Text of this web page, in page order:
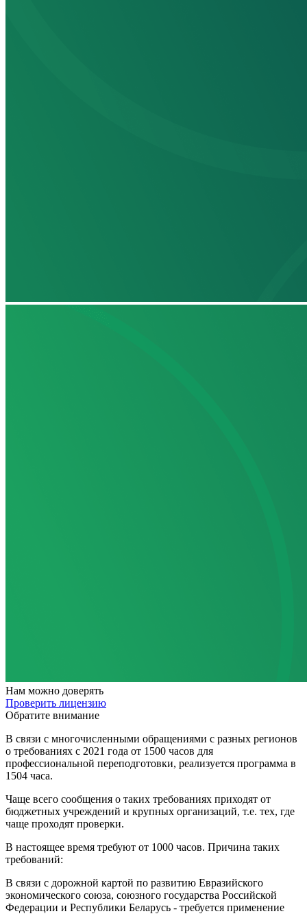
Нам можно доверять
Проверить лицензию
Обратите внимание
В связи с многочисленными обращениями с разных регионов
о требованиях с 2021 года от 1500 часов для
профессиональной переподготовки, реализуется программа в
1504 часа.
Чаще всего сообщения о таких требованиях приходят от
бюджетных учреждений и крупных организаций, т.е. тех, где
чаще проходят проверки.
В настоящее время требуют от 1000 часов. Причина таких
требований:
В связи с дорожной картой по развитию Евразийского
экономического союза, союзного государства Российской
Федерации и Республики Беларусь - требуется применение